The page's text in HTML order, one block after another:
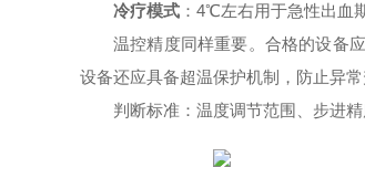
冷疗模式 ：4℃左右用于急性出血
温控精度同样重要。合格的设备
设备还应具备超温保护机制，防止异常
判断标准：温度调节范围、步进